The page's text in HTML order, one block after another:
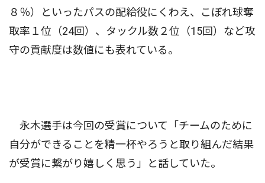
８％）といったパスの配給役にくわえ、こぼれ球奪
取率１位（24回）、タックル数２位（15回）など攻
守の貢献度は数値にも表れている。
永木選手は今回の受賞について「チームのために
自分ができることを精一杯やろうと取り組んだ結果
が受賞に繋がり嬉しく思う」と話していた。